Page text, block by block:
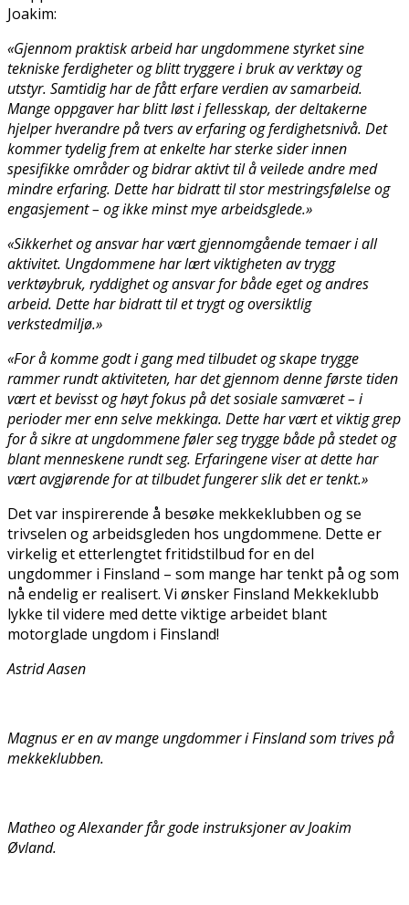
Joakim:
«Gjennom praktisk arbeid har ungdommene styrket sine
tekniske ferdigheter og blitt tryggere i bruk av verktøy og
utstyr. Samtidig har de fått erfare verdien av samarbeid.
Mange oppgaver har blitt løst i fellesskap, der deltakerne
hjelper hverandre på tvers av erfaring og ferdighetsnivå. Det
kommer tydelig frem at enkelte har sterke sider innen
spesifikke områder og bidrar aktivt til å veilede andre med
mindre erfaring. Dette har bidratt til stor mestringsfølelse og
engasjement – og ikke minst mye arbeidsglede.»
«Sikkerhet og ansvar har vært gjennomgående temaer i all
aktivitet. Ungdommene har lært viktigheten av trygg
verktøybruk, ryddighet og ansvar for både eget og andres
arbeid. Dette har bidratt til et trygt og oversiktlig
verkstedmiljø.»
«For å komme godt i gang med tilbudet og skape trygge
rammer rundt aktiviteten, har det gjennom denne første tiden
vært et bevisst og høyt fokus på det sosiale samværet – i
perioder mer enn selve mekkinga. Dette har vært et viktig grep
for å sikre at ungdommene føler seg trygge både på stedet og
blant menneskene rundt seg. Erfaringene viser at dette har
vært avgjørende for at tilbudet fungerer slik det er tenkt.»
Det var inspirerende å besøke mekkeklubben og se
trivselen og arbeidsgleden hos ungdommene. Dette er
virkelig et etterlengtet fritidstilbud for en del
ungdommer i Finsland – som mange har tenkt på og som
nå endelig er realisert. Vi ønsker Finsland Mekkeklubb
lykke til videre med dette viktige arbeidet blant
motorglade ungdom i Finsland!
Astrid Aasen
Magnus er en av mange ungdommer i Finsland som trives på
mekkeklubben.
Matheo og Alexander får gode instruksjoner av Joakim
Øvland.